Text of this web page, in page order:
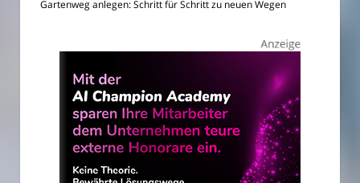
Gartenweg anlegen: Schritt für Schritt zu neuen Wegen